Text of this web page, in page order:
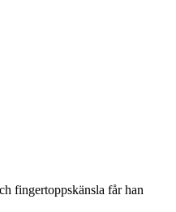
fingertoppskänsla får han